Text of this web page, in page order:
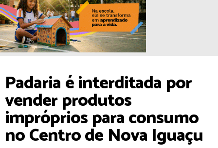
Padaria é interditada por
vender produtos
impróprios para consumo
no Centro de Nova Iguaçu